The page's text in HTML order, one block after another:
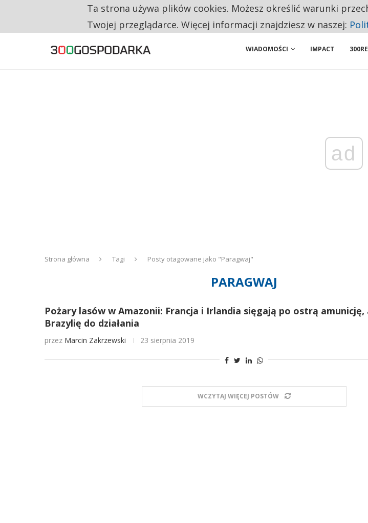
RESTRYKCJE CHIN UDERZAJĄ W EUROPEJSKI PRZEMYSŁ. NA LIŚCIE SĄ DWA PODMIOTY Z
WIADOMOŚCI IMPACT
ad
Strona główna Tagi Posty otagowane jako "Paragwaj"
PARAGWAJ
Pożary lasów w Amazonii: Francja i Irlandia sięgają po ostrą amunicję,
Brazylię do działania
przez Marcin Zakrzewski 23 sierpnia 2019
WCZYTAJ WIĘCEJ POSTÓW
Ta strona używa plików cookies. Możesz określić warunki
Twojej przeglądarce. Więcej informacji znajdziesz w naszej: